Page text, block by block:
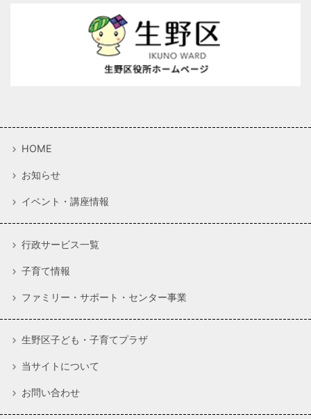
HOME
お知らせ
イベント・講座情報
行政サービス一覧
子育て情報
ファミリー・サポート・センター事業
生野区子ども・子育てプラザ
当サイトについて
お問い合わせ